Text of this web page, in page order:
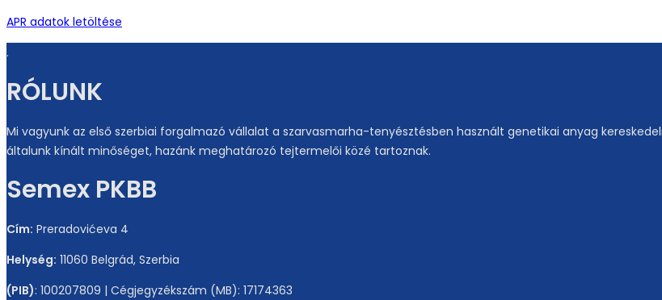
APR adatok letöltése
.
RÓLUNK
Mi vagyunk az első szerbiai forgalmazó vállalat a szarvasmarha-tenyésztésben használt genetikai anyag
általunk kínált minőséget, hazánk meghatározó tejtermelői közé tartoznak.
Semex PKBB
Cím: Preradovićeva 4
Helység: 11060 Belgrád, Szerbia
(PIB): 100207809 | Cégjegyzékszám (MB): 17174363